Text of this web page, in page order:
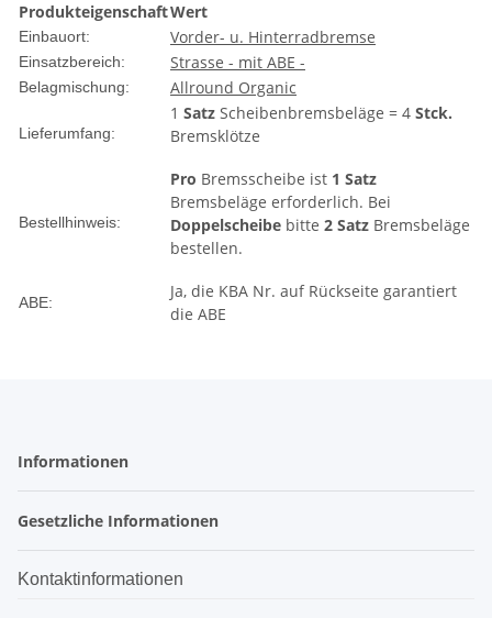
ProdukteigenschaftWert
Einbauort: Vorder- u. Hinterradbremse
Einsatzbereich: Strasse - mit ABE -
Belagmischung: Allround Organic
Lieferumfang:
1 Satz Scheibenbremsbeläge = 4 Stck.
Bremsklötze
Bestellhinweis:
Pro Bremsscheibe ist 1 Satz
Bremsbeläge erforderlich. Bei
Doppelscheibe bitte 2 Satz Bremsbeläge
bestellen.
ABE:
Ja, die KBA Nr. auf Rückseite garantiert
die ABE
Informationen
Gesetzliche Informationen
Kontaktinformationen